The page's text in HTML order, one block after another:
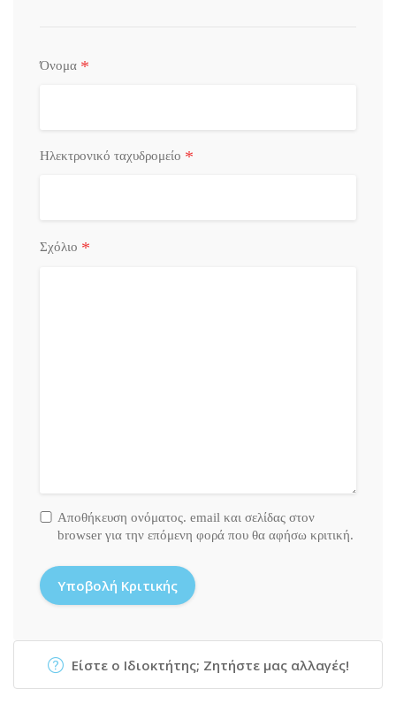
Όνομα *
Ηλεκτρονικό ταχυδρομείο *
Σχόλιο *
Αποθήκευση ονόματος. email και σελίδας στον
browser για την επόμενη φορά που θα αφήσω κριτική.
Είστε ο Ιδιοκτήτης; Ζητήστε μας αλλαγές!